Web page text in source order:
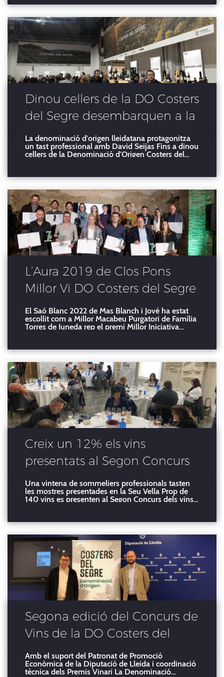
Lleida i la DO Costers del Segre. La regidora de
Dinou cellers de la DO Costers
del Segre desembarquen a la
fira Barcelona Wine Week
La denominació d'origen lleidatana protagonitza
un tast professional amb David Seijas Fins a dinou
cellers de la Denominació d'Origen Costers del
vinent, dies 5 i 7 de febrer respectivament. Així
L’Aura 2019 de Clos Pons
Millor Vi DO Costers del Segre
2023
El Saó Blanc 2022 de Mas Blanch i Jové ha estat
escollit com a Millor Macabeu Purgatori de Família
Torres de Juneda rep el premi Millor Iniciativa
Garrigues), ha estat proclamat com a Millor Vi DO
Creix un 12% els vins
presentats al Segon Concurs
de vins de la DO Costers del
Segre Una vintena de
tasten les mostres
presentades en la Seu Vella
Prop de 140 vins es
presenten al Segon Concurs
dels vins de la Denominació
d'Origen
Una vintena de sommeliers professionals tasten
les mostres presentades en la Seu Vella Prop de
140 vins es presenten al Segon Concurs dels vins
del Patronat de Promoció Econòmica de la
Segona edició del Concurs de
Vins de la DO Costers del
Segre
Amb el suport del Patronat de Promoció
Econòmica de la Diputació de Lleida i coordinació
tècnica dels Premis Vinari La Denominació